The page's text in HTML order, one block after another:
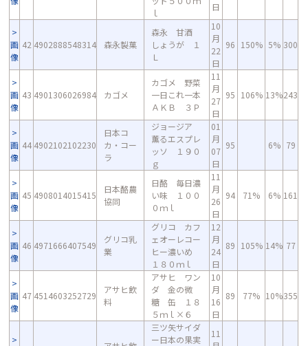
ｌ
日
画
像
42 4902888548314 森永製菓
森永 甘酒
しょうが １
Ｌ
10
月
22
日
96 150% 5% 300
画
像
43 4901306026984 カゴメ
カゴメ 野菜
一日これ一本
ＡＫＢ ３Ｐ
11
月
27
日
95 106% 13%243
画
像
44 4902102102230
日本コ
カ・コー
ラ
ジョージア
薫るエスプレ
ッソ １９０
ｇ
01
月
07
日
95 6% 79
画
像
45 4908014015415
日本酪農
協同
日酪 毎日濃
い味 １００
０ｍｌ
11
月
26
日
94 71% 6% 161
画
像
46 4971666407549
グリコ乳
業
グリコ カフ
ェオーレコー
ヒー濃いめ
１８０ｍｌ
12
月
24
日
89 105% 14% 77
画
像
47 4514603252729
アサヒ飲
料
アサヒ ワン
ダ 金の微
糖 缶 １８
５ｍｌ×６
10
月
16
日
89 77% 10%355
三ツ矢サイダ
ー日本の果実
11